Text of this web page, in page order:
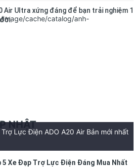
Air Ultra xứng đáng để bạn trải nghiệm 1
NHẬT
Lực Điện ADO A20 Air Bản mới nhất
5 Xe Đạp Trợ Lực Điện Đáng Mua Nhất